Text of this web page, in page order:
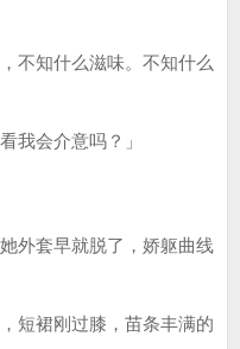
不知什么滋味。不知什么
我会介意吗？」
外套早就脱了，娇躯曲线
短裙刚过膝，苗条丰满的